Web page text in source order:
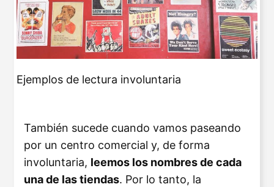
Ejemplos de lectura involuntaria
También sucede cuando vamos paseando
por un centro comercial y, de forma
involuntaria, leemos los nombres de cada
una de las tiendas. Por lo tanto, la